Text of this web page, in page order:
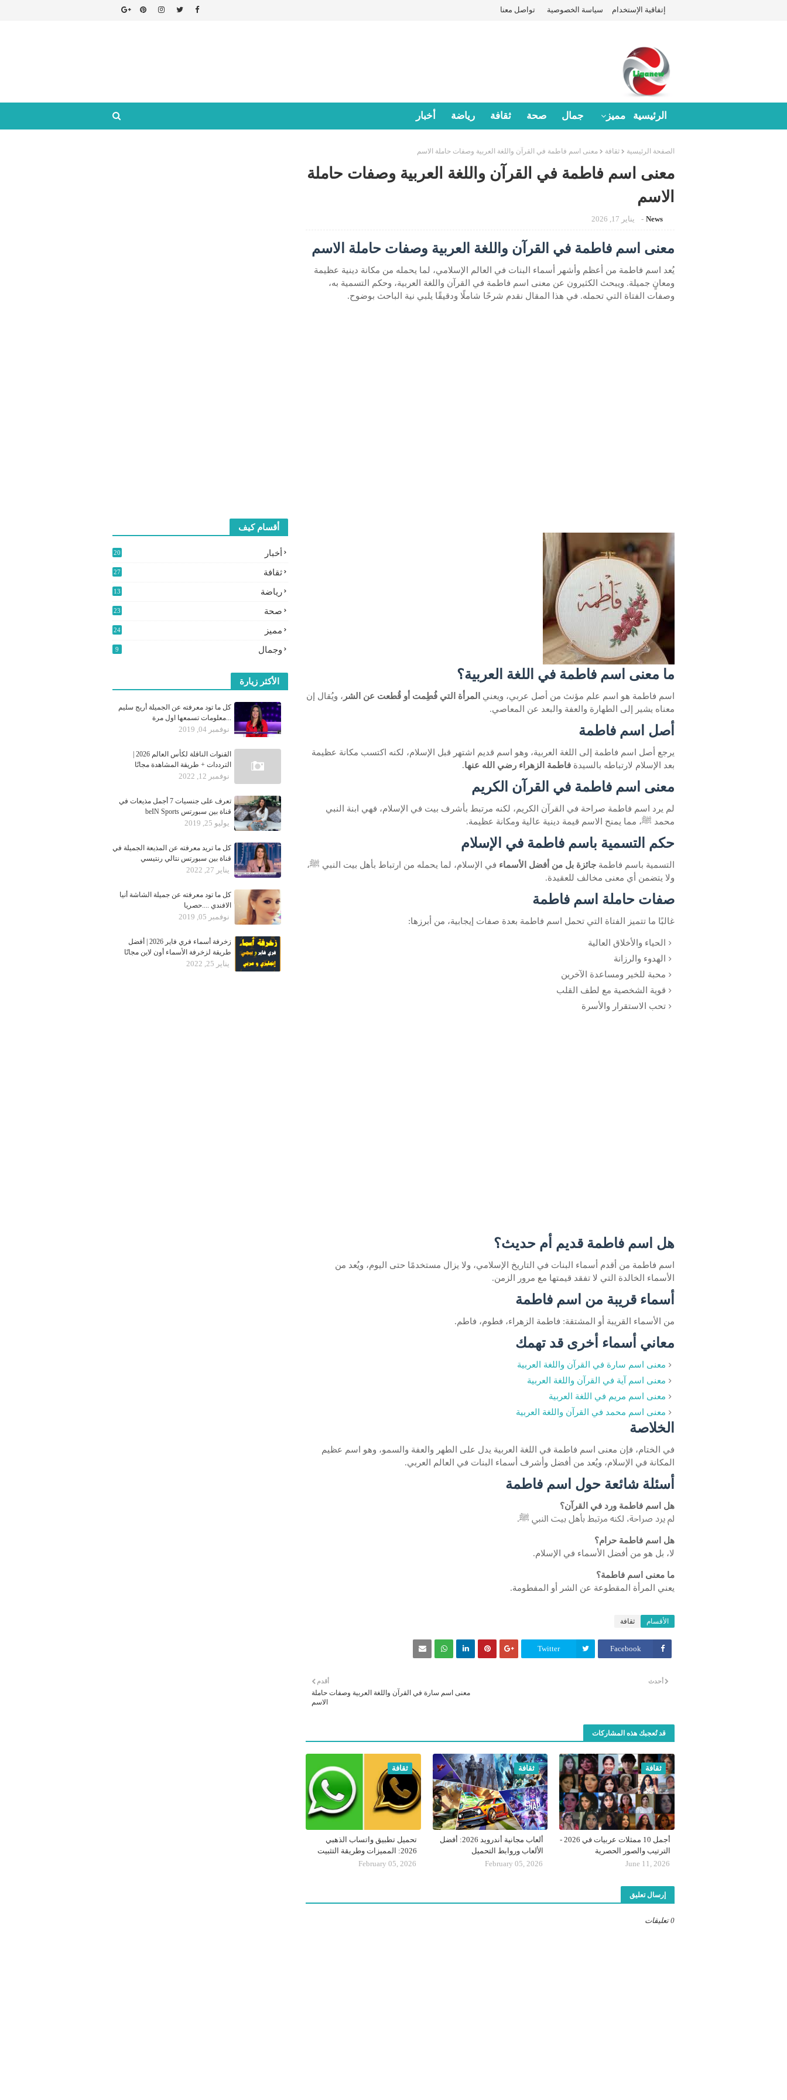
إتفاقية الإستخدام سياسة الخصوصية تواصل معنا
الرئيسية مميز جمال صحة ثقافة رياضة أخبار
الصفحة الرئيسية ثقافة معنى اسم فاطمة في القرآن واللغة العربية وصفات حاملة الاسم
معنى اسم فاطمة في القرآن واللغة العربية وصفات حاملة
الاسم
News يناير 17, 2026
معنى اسم فاطمة في القرآن واللغة العربية وصفات حاملة الاسم
يُعد اسم فاطمة من أعظم وأشهر أسماء البنات في العالم الإسلامي، لما يحمله من مكانة دينية عظيمة
ومعانٍ جميلة. ويبحث الكثيرون عن معنى اسم فاطمة في القرآن واللغة العربية، وحكم التسمية به،
وصفات الفتاة التي تحمله. في هذا المقال نقدم شرحًا شاملًا ودقيقًا يلبي نية الباحث بوضوح.
ما معنى اسم فاطمة في اللغة العربية؟
اسم فاطمة هو اسم علم مؤنث من أصل عربي، ويعني المرأة التي فُطِمت أو قُطعت عن الشر ، ويُقال إن
معناه يشير إلى الطهارة والعفة والبعد عن المعاصي.
أصل اسم فاطمة
يرجع أصل اسم فاطمة إلى اللغة العربية، وهو اسم قديم اشتهر قبل الإسلام، لكنه اكتسب مكانة عظيمة
بعد الإسلام لارتباطه بالسيدة فاطمة الزهراء رضي الله عنها.
معنى اسم فاطمة في القرآن الكريم
لم يرد اسم فاطمة صراحة في القرآن الكريم، لكنه مرتبط بأشرف بيت في الإسلام، فهي ابنة النبي
محمد ﷺ، مما يمنح الاسم قيمة دينية عالية ومكانة عظيمة.
حكم التسمية باسم فاطمة في الإسلام
التسمية باسم فاطمة جائزة بل من أفضل الأسماء في الإسلام، لما يحمله من ارتباط بأهل بيت النبي ﷺ،
ولا يتضمن أي معنى مخالف للعقيدة.
صفات حاملة اسم فاطمة
غالبًا ما تتميز الفتاة التي تحمل اسم فاطمة بعدة صفات إيجابية، من أبرزها:
الحياء والأخلاق العالية
الهدوء والرزانة
محبة للخير ومساعدة الآخرين
قوية الشخصية مع لطف القلب
تحب الاستقرار والأسرة
هل اسم فاطمة قديم أم حديث؟
اسم فاطمة من أقدم أسماء البنات في التاريخ الإسلامي، ولا يزال مستخدمًا حتى اليوم، ويُعد من
الأسماء الخالدة التي لا تفقد قيمتها مع مرور الزمن.
أسماء قريبة من اسم فاطمة
من الأسماء القريبة أو المشتقة: فاطمة الزهراء، فطوم، فاطم.
معاني أسماء أخرى قد تهمك
معنى اسم سارة في القرآن واللغة العربية
معنى اسم آية في القرآن واللغة العربية
معنى اسم مريم في اللغة العربية
معنى اسم محمد في القرآن واللغة العربية
الخلاصة
في الختام، فإن معنى اسم فاطمة في اللغة العربية يدل على الطهر والعفة والسمو، وهو اسم عظيم
المكانة في الإسلام، ويُعد من أفضل وأشرف أسماء البنات في العالم العربي.
أسئلة شائعة حول اسم فاطمة
هل اسم فاطمة ورد في القرآن؟
لم يرد صراحة، لكنه مرتبط بأهل بيت النبي ﷺ.
هل اسم فاطمة حرام؟
لا، بل هو من أفضل الأسماء في الإسلام.
ما معنى اسم فاطمة؟
يعني المرأة المقطوعة عن الشر أو المفطومة.
الأقسام ثقافة
Facebook
Twitter
أحدث أقدم
معنى اسم سارة في القرآن واللغة العربية وصفات حاملة
الاسم
قد تُعجبك هذه المشاركات
ثقافة
أجمل 10 ممثلات عربيات في 2026 -
الترتيب والصور الحصرية
June 11, 2026
ثقافة
ألعاب مجانية أندرويد 2026: أفضل
الألعاب وروابط التحميل
February 05, 2026
ثقافة
تحميل تطبيق واتساب الذهبي
2026: المميزات وطريقة التثبيت
February 05, 2026
إرسال تعليق
0 تعليقات
أقسام كيف
أخبار
20
ثقافة
27
رياضة
13
صحة 23
مميز
24
وجمال 9
الأكثر زيارة
كل ما تود معرفته عن الجميلة أريج سليم
...معلومات تسمعها اول مرة
نوفمبر 04, 2019
الترددات + طريقة المشاهدة مجانًا
نوفمبر 12, 2022
تعرف على جنسيات 7 أجمل مذيعات في
قناة بين سبورتس beIN Sports
يوليو 25, 2019
كل ما تريد معرفته عن المذيعة الجميلة في
قناة بين سبورتس نتالي رنتيسي
يناير 27, 2022
كل ما تود معرفته عن جميلة الشاشة أنيا
الافندي ....حصريا
نوفمبر 05, 2019
زخرفة أسماء فري فاير 2026 | أفضل
طريقة لزخرفة الأسماء أون لاين مجانًا
يناير 25, 2022